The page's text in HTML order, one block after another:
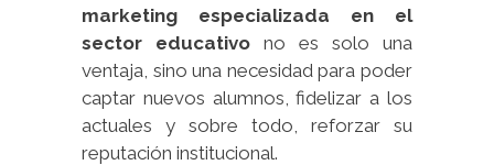
marketing especializada en el
sector educativo no es solo una
ventaja, sino una necesidad para poder
captar nuevos alumnos, fidelizar a los
actuales y sobre todo, reforzar su
reputación institucional.